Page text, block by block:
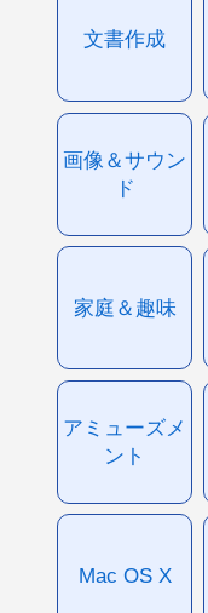
文書作成
画像＆サウン
ド
家庭＆趣味
アミューズメ
ント
Mac OS X